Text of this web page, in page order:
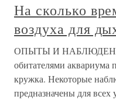
На сколько
воздуха для
ОПЫТЫ И
обитателями аквариума
кружка. Некоторые
предназначены для